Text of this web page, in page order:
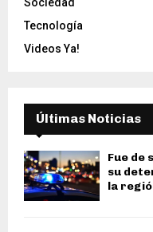
Tecnología
Videos Ya!
Últimas Noticias
Fue de
su
la